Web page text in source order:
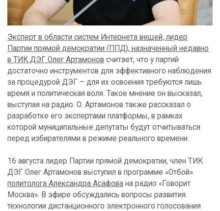
Эксперт в области систем Интернета вещей, лидер
Партии прямой демократии (ППД), назначенный недавно
в ТИК ДЭГ Олег Артамонов считает, что у партий
достаточно инструментов для эффективного наблюдения
за процедурой ДЭГ – для их освоения требуются лишь
время и политическая воля. Такое мнение он высказал,
выступая на радио. О. Артамонов также рассказал о
разработке его экспертами платформы, в рамках
которой муниципальные депутаты будут отчитываться
перед избирателями в режиме реального времени.
16 августа лидер Партии прямой демократии, член ТИК
ДЭГ Олег Артамонов выступил в программе «Отбой»
политолога Александра Асафова на радио «Говорит
Москва». В эфире обсуждались вопросы развития
технологии дистанционного электронного голосования